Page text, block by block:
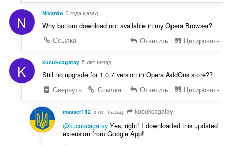
N Nivardo 3 года назад
Why bottom download not available in my Opera Browser?
Ссылка
Ответить Цитировать
K kucukcagatay 5 лет назад
Still no upgrade for 1.0.7 version in Opera AddOns store??
Свернуть
Ссылка Ответить Цитировать
masser112 5 лет назад kucukcagatay
@kucukcagatayYes, right! I downloaded this updated
extension from Google App!